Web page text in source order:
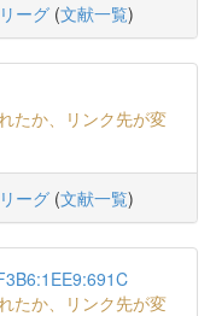
ーグ (文献一覧)
たか、リンク先が変
ーグ (文献一覧)
たか、リンク先が変